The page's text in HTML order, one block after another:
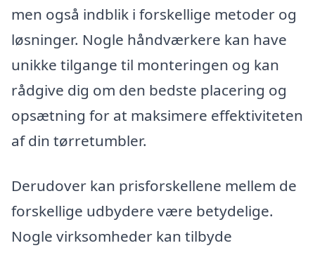
men også indblik i forskellige metoder og
løsninger. Nogle håndværkere kan have
unikke tilgange til monteringen og kan
rådgive dig om den bedste placering og
opsætning for at maksimere effektiviteten
af din tørretumbler.
Derudover kan prisforskellene mellem de
forskellige udbydere være betydelige.
Nogle virksomheder kan tilbyde